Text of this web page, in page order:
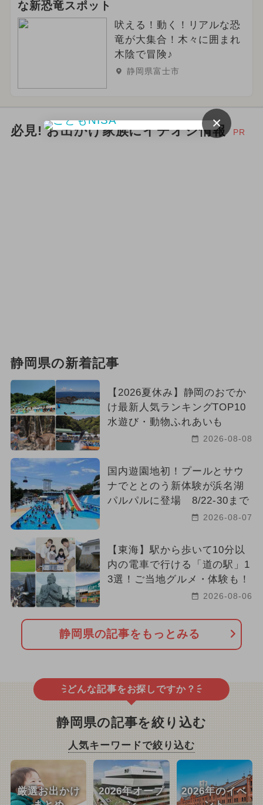
な新恐竜スポット
吠える！動く！リアルな恐
竜が大集合！木々に囲まれ
木陰で冒険♪
静岡県富士市
必見! お出かけ家族にイチオシ情報 PR
静岡県の新着記事
【2026夏休み】静岡のおでか
け最新人気ランキングTOP10
水遊び・動物ふれあいも
2026-08-08
国内遊園地初！プールとサウ
ナでととのう新体験が浜名湖
パルパルに登場 8/22-30まで
2026-08-07
【東海】駅から歩いて10分以
内の電車で行ける「道の駅」1
3選！ご当地グルメ・体験も！
2026-08-06
静岡県の記事をもっとみる
どんな記事をお探しですか？
静岡県の記事を絞り込む
人気キーワードで絞り込む
厳選お出かけ
2026年オープ
2026年のイベ
×